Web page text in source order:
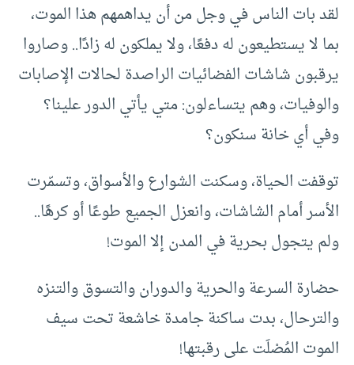
لقد بات الناس في وجل من أن يداهمهم هذا الموت،
بما لا يستطيعون له دفعًا، ولا يملكون له زادًا.. وصاروا
يرقبون شاشات الفضائيات الراصدة لحالات الإصابات
والوفيات، وهم يتساءلون: متي يأتي الدور علينا؟
وفي أي خانة سنكون؟
توقفت الحياة، وسكنت الشوارع والأسواق، وتسمّرت
الأسر أمام الشاشات، وانعزل الجميع طوعًا أو كرهًا..
ولم يتجول بحرية في المدن إلا الموت!
حضارة السرعة والحرية والدوران والتسوق والتنزه
والترحال، بدت ساكنة جامدة خاشعة تحت سيف
الموت المُصْلَت على رقبتها!